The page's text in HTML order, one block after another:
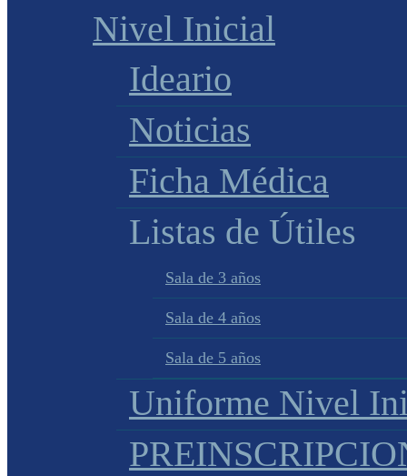
Nivel Inicial
Ideario
Noticias
Ficha Médica
Listas de Útiles
Sala de 3 años
Sala de 4 años
Sala de 5 años
Uniforme Nivel